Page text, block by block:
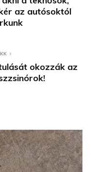
az autósoktól
okozzák az